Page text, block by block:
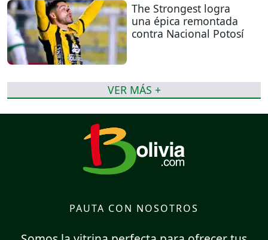
The Strongest logra
una épica remontada
contra Nacional Potosí
VER MÁS +
PAUTA CON NOSOTROS